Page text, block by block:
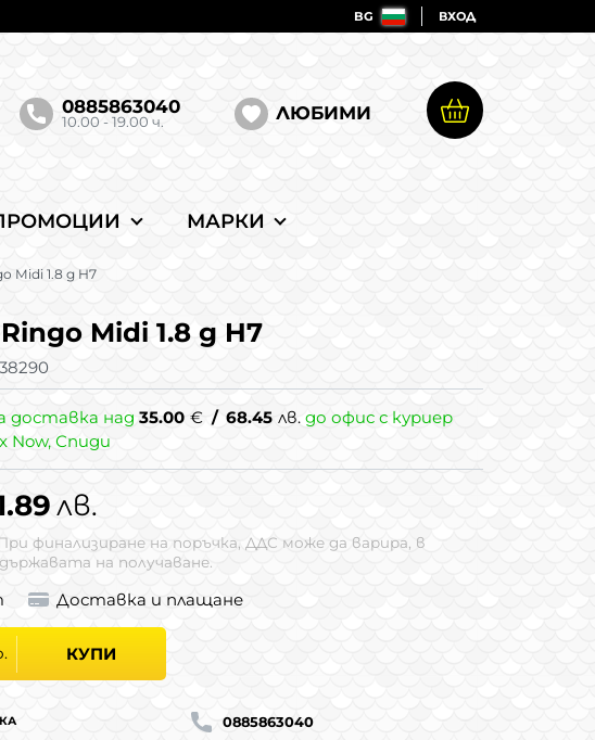
BG ВХОД
0885863040
10.00 - 19.00 ч. ЛЮБИМИ
МАРКИ
Midi 1.8 g H7
Midi 1.8 g H7
доставка над35.00 € / 68.45 лв. до офис с куриер
Now, Спиди
лв.
финализиране на поръчка, ДДС може да варира, в
на получаване.
Доставка и плащане
КУПИ
0885863040